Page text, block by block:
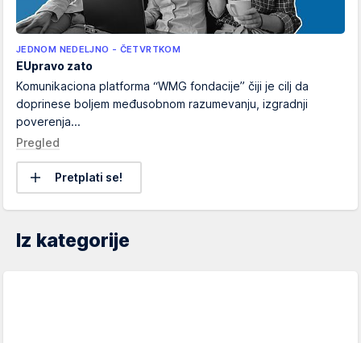
JEDNOM NEDELJNO - ČETVRTKOM
EUpravo zato
Komunikaciona platforma “WMG fondacije” čiji je cilj da
doprinese boljem međusobnom razumevanju, izgradnji
poverenja...
Pregled
Pretplati se!
Iz kategorije